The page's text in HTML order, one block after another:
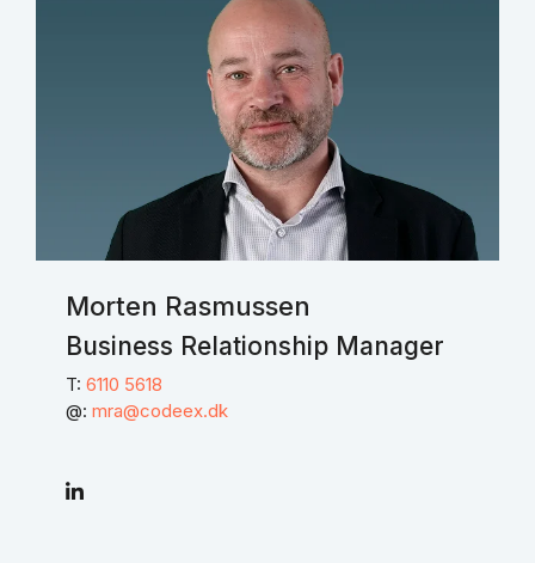
Morten Rasmussen
Business Relationship Manager
T: 6110 5618
@: mra@codeex.dk